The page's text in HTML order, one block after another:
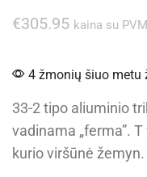
€305.95 kaina su PVM
4 žmonių šiuo metu
33-2 tipo aliuminio
vadinama „ferma”.
kurio viršūnė žemyn.